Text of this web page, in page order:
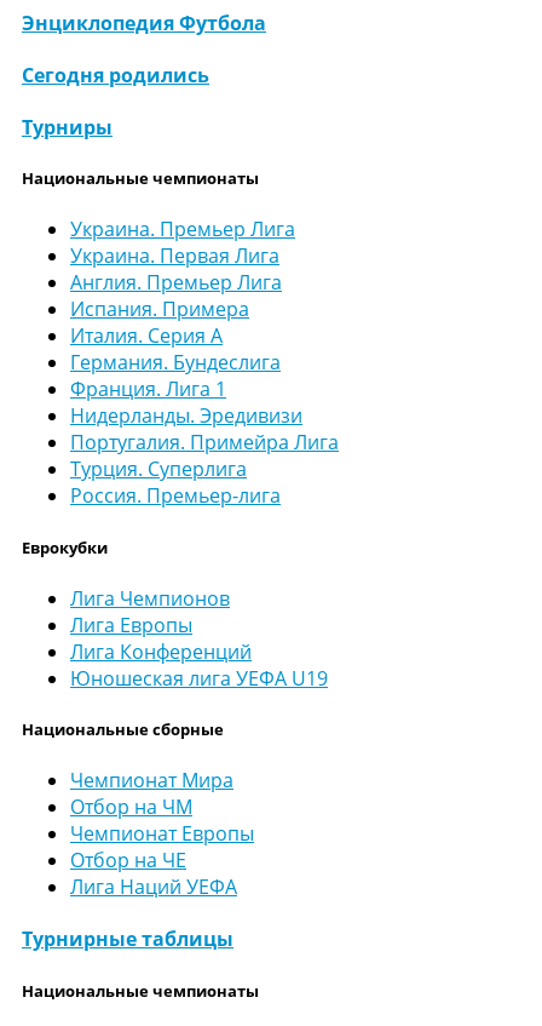
Энциклопедия Футбола
Сегодня родились
Турниры
Национальные чемпионаты
Украина. Премьер Лига
Украина. Первая Лига
Англия. Премьер Лига
Испания. Примера
Италия. Серия А
Германия. Бундеслига
Франция. Лига 1
Нидерланды. Эредивизи
Португалия. Примейра Лига
Турция. Суперлига
Россия. Премьер-лига
Еврокубки
Лига Чемпионов
Лига Европы
Лига Конференций
Юношеская лига УЕФА U19
Национальные сборные
Чемпионат Мира
Отбор на ЧМ
Чемпионат Европы
Отбор на ЧЕ
Лига Наций УЕФА
Турнирные таблицы
Национальные чемпионаты